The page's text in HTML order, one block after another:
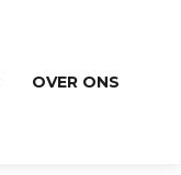
OVER ONS